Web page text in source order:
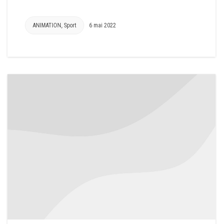
ANIMATION Sport 6 mai 2022